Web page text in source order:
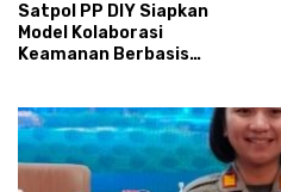
Satpol PP DIY Siapkan
Model Kolaborasi
Keamanan Berbasis